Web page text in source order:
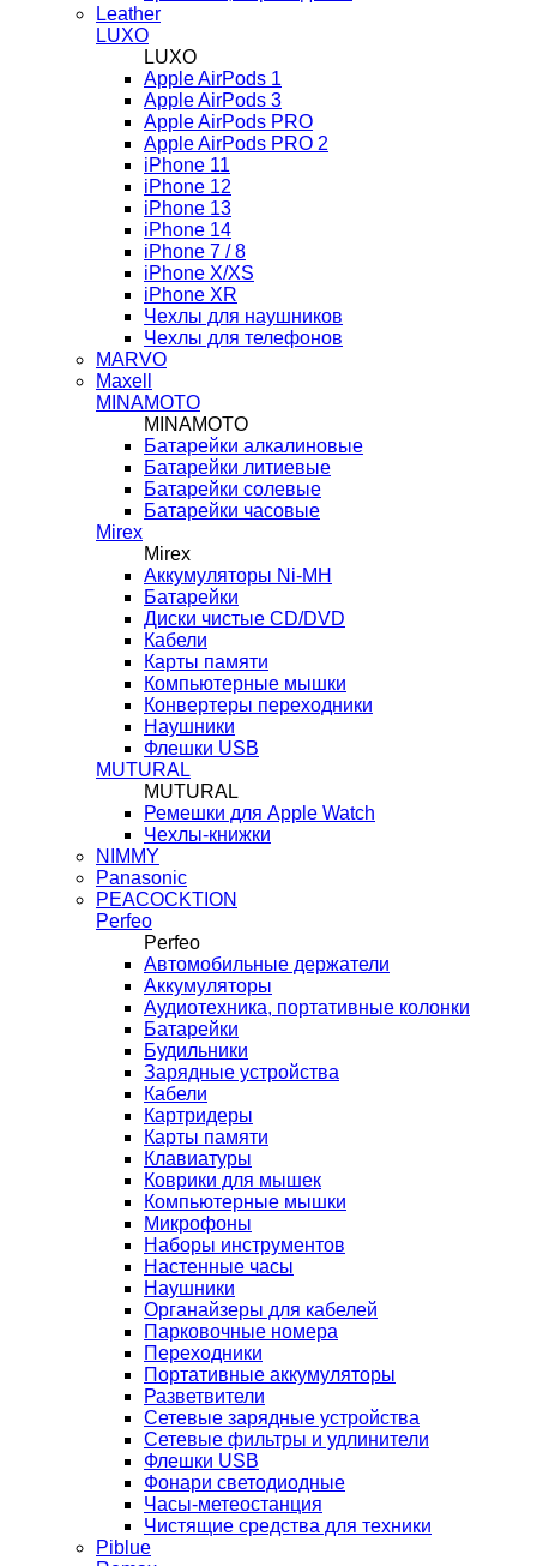
Leather
LUXO
LUXO
Apple AirPods 1
Apple AirPods 3
Apple AirPods PRO
Apple AirPods PRO 2
iPhone 11
iPhone 12
iPhone 13
iPhone 14
iPhone 7 / 8
iPhone X/XS
iPhone XR
Чехлы для наушников
Чехлы для телефонов
MARVO
Maxell
MINAMOTO
MINAMOTO
Батарейки алкалиновые
Батарейки литиевые
Батарейки солевые
Батарейки часовые
Mirex
Mirex
Аккумуляторы Ni-MH
Батарейки
Диски чистые CD/DVD
Кабели
Карты памяти
Компьютерные мышки
Конвертеры переходники
Наушники
Флешки USB
MUTURAL
MUTURAL
Ремешки для Apple Watch
Чехлы-книжки
NIMMY
Panasonic
PEACOCKTION
Perfeo
Perfeo
Автомобильные держатели
Аккумуляторы
Аудиотехника, портативные колонки
Батарейки
Будильники
Зарядные устройства
Кабели
Картридеры
Карты памяти
Клавиатуры
Коврики для мышек
Компьютерные мышки
Микрофоны
Наборы инструментов
Настенные часы
Наушники
Органайзеры для кабелей
Парковочные номера
Переходники
Портативные аккумуляторы
Разветвители
Сетевые зарядные устройства
Сетевые фильтры и удлинители
Флешки USB
Фонари светодиодные
Часы-метеостанция
Чистящие средства для техники
Piblue